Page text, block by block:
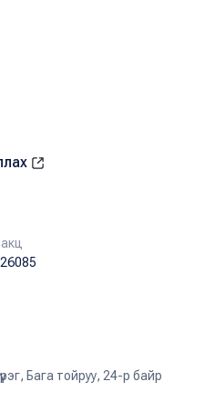
Бага тойруу, 24-р байр